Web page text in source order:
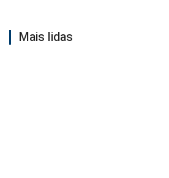
Mais lidas